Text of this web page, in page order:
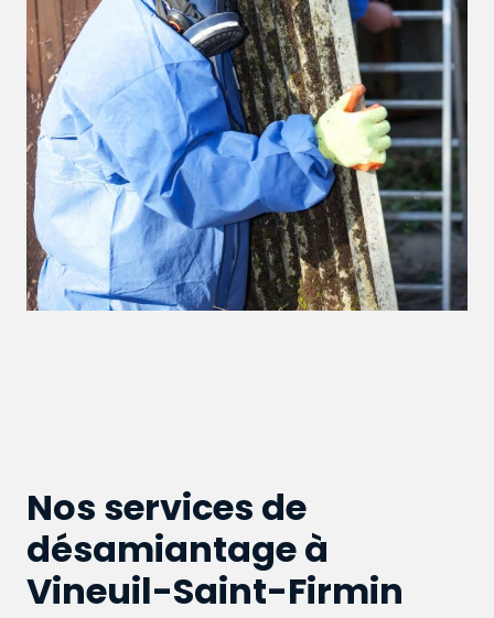
Nos services de
désamiantage à
Vineuil-Saint-Firmin